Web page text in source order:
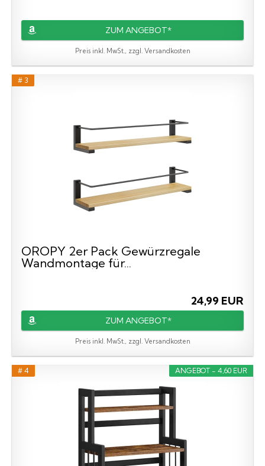
ZUM ANGEBOT*
Preis inkl. MwSt., zzgl. Versandkosten
# 3
OROPY 2er Pack Gewürzregale
Wandmontage für...
24,99 EUR
ZUM ANGEBOT*
Preis inkl. MwSt., zzgl. Versandkosten
ANGEBOT - 4,60 EUR
# 4